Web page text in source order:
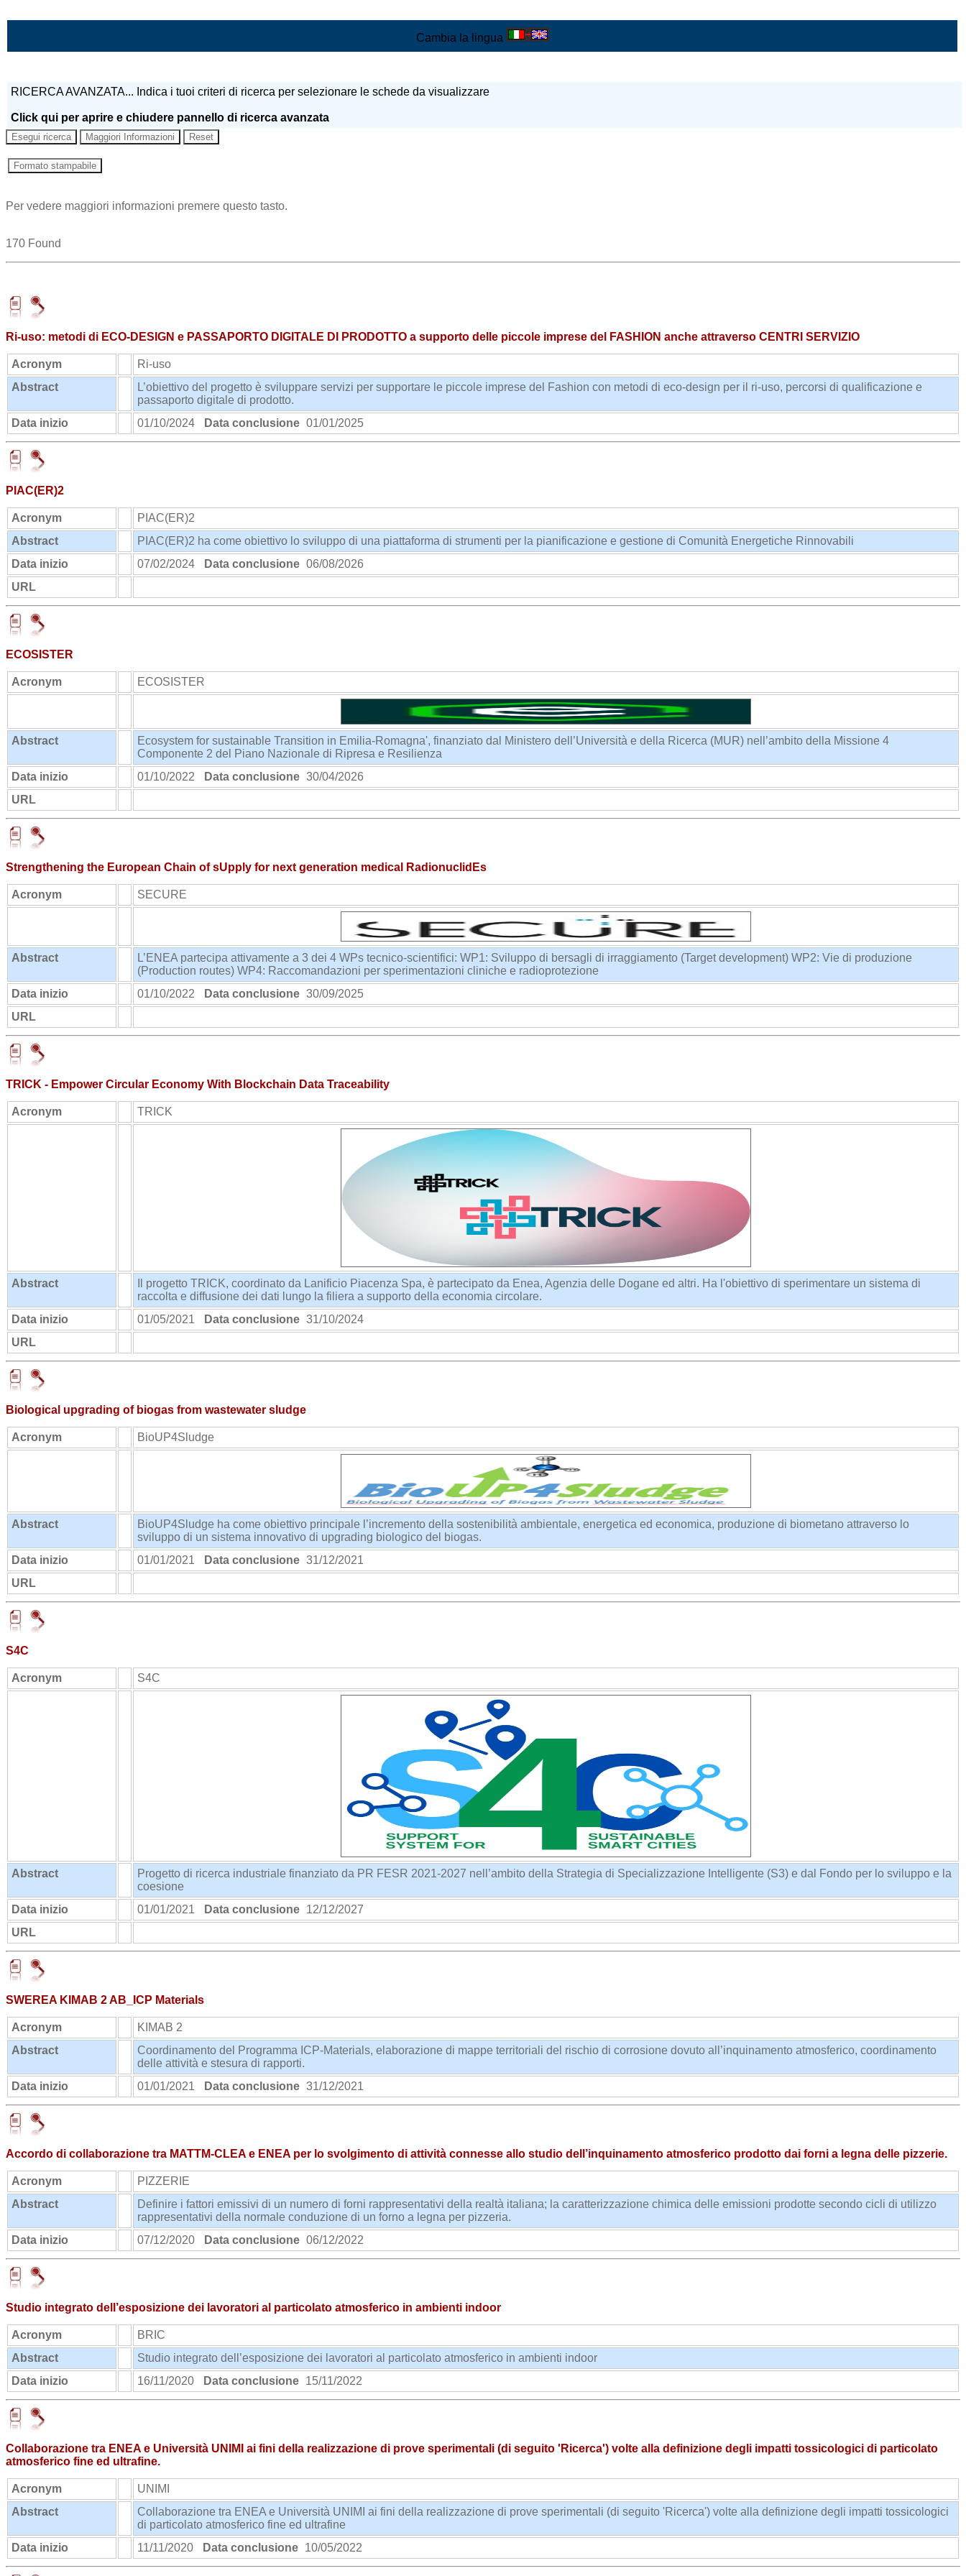
Cambia la lingua
RICERCA AVANZATA... Indica i tuoi criteri di ricerca per selezionare le schede da visualizzare
Click qui per aprire e chiudere pannello di ricerca avanzata
Per vedere maggiori informazioni premere questo tasto.
170 Found
Ri-uso: metodi di ECO-DESIGN e PASSAPORTO DIGITALE DI PRODOTTO a supporto delle piccole imprese del FASHION anche attraverso CENTRI SERVIZIO
Acronym
Ri-uso
Abstract
L’obiettivo del progetto è sviluppare servizi per supportare le piccole imprese del Fashion con metodi di eco-design per il ri-uso, percorsi di qualificazione e
passaporto digitale di prodotto.
Data inizio
01/10/2024 Data conclusione 01/01/2025
PIAC(ER)2
Acronym
PIAC(ER)2
Abstract
PIAC(ER)2 ha come obiettivo lo sviluppo di una piattaforma di strumenti per la pianificazione e gestione di Comunità Energetiche Rinnovabili
Data inizio
07/02/2024 Data conclusione 06/08/2026
URL
ECOSISTER
Acronym ECOSISTER
Abstract
Ecosystem for sustainable Transition in Emilia-Romagna', finanziato dal Ministero dell’Università e della Ricerca (MUR) nell’ambito della Missione 4
Componente 2 del Piano Nazionale di Ripresa e Resilienza
Data inizio
01/10/2022 Data conclusione 30/04/2026
URL
Strengthening the European Chain of sUpply for next generation medical RadionuclidEs
Acronym SECURE
Abstract
L’ENEA partecipa attivamente a 3 dei 4 WPs tecnico-scientifici: WP1: Sviluppo di bersagli di irraggiamento (Target development) WP2: Vie di produzione
(Production routes) WP4: Raccomandazioni per sperimentazioni cliniche e radioprotezione
Data inizio
01/10/2022 Data conclusione 30/09/2025
URL
TRICK - Empower Circular Economy With Blockchain Data Traceability
Acronym TRICK
Abstract
Il progetto TRICK, coordinato da Lanificio Piacenza Spa, è partecipato da Enea, Agenzia delle Dogane ed altri. Ha l'obiettivo di sperimentare un sistema di
raccolta e diffusione dei dati lungo la filiera a supporto della economia circolare.
Data inizio
01/05/2021 Data conclusione 31/10/2024
URL
Biological upgrading of biogas from wastewater sludge
Acronym BioUP4Sludge
Abstract
BioUP4Sludge ha come obiettivo principale l’incremento della sostenibilità ambientale, energetica ed economica, produzione di biometano attraverso lo
sviluppo di un sistema innovativo di upgrading biologico del biogas.
Data inizio
01/01/2021 Data conclusione 31/12/2021
URL
S4C
Acronym S4C
Abstract
Progetto di ricerca industriale finanziato da PR FESR 2021-2027 nell’ambito della Strategia di Specializzazione Intelligente (S3) e dal Fondo per lo sviluppo e la
coesione
Data inizio
01/01/2021 Data conclusione 12/12/2027
URL
SWEREA KIMAB 2 AB_ICP Materials
Acronym
KIMAB 2
Abstract
Coordinamento del Programma ICP-Materials, elaborazione di mappe territoriali del rischio di corrosione dovuto all’inquinamento atmosferico, coordinamento
delle attività e stesura di rapporti.
Data inizio
01/01/2021 Data conclusione 31/12/2021
Accordo di collaborazione tra MATTM-CLEA e ENEA per lo svolgimento di attività connesse allo studio dell’inquinamento atmosferico prodotto dai forni a legna delle pizzerie.
Acronym
PIZZERIE
Abstract
Definire i fattori emissivi di un numero di forni rappresentativi della realtà italiana; la caratterizzazione chimica delle emissioni prodotte secondo cicli di utilizzo
rappresentativi della normale conduzione di un forno a legna per pizzeria.
Data inizio
07/12/2020 Data conclusione 06/12/2022
Studio integrato dell’esposizione dei lavoratori al particolato atmosferico in ambienti indoor
Acronym
BRIC
Abstract
Studio integrato dell’esposizione dei lavoratori al particolato atmosferico in ambienti indoor
Data inizio
16/11/2020 Data conclusione 15/11/2022
Collaborazione tra ENEA e Università UNIMI ai fini della realizzazione di prove sperimentali (di seguito 'Ricerca') volte alla definizione degli impatti tossicologici di particolato
atmosferico fine ed ultrafine.
Acronym
UNIMI
Abstract
Collaborazione tra ENEA e Università UNIMI ai fini della realizzazione di prove sperimentali (di seguito 'Ricerca') volte alla definizione degli impatti tossicologici
di particolato atmosferico fine ed ultrafine
Data inizio
11/11/2020 Data conclusione 10/05/2022